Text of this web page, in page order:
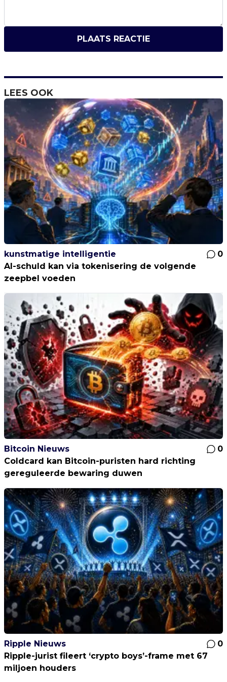
PLAATS REACTIE
LEES OOK
kunstmatige intelligentie
0
AI-schuld kan via tokenisering de volgende
zeepbel voeden
Bitcoin Nieuws
0
Coldcard kan Bitcoin-puristen hard richting
gereguleerde bewaring duwen
Ripple Nieuws
0
Ripple-jurist fileert ‘crypto boys’-frame met 67
miljoen houders